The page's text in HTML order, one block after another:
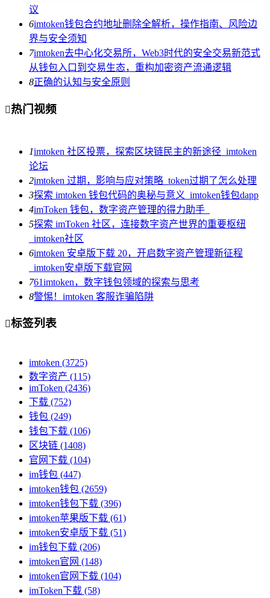
议
6imtoken钱包合约地址删除全解析，操作指南、风险边
界与安全须知
7imtoken去中心化交易所，Web3时代的安全交易新范式
从钱包入口到交易生态，重构加密资产流通逻辑
8正确的认知与安全原则
热门视频
1imtoken 社区投票，探索区块链民主的新途径_imtoken
论坛
2imtoken 过期，影响与应对策略_token过期了怎么处理
3探索 imtoken 钱包代码的奥秘与意义_imtoken钱包dapp
4imToken 钱包，数字资产管理的得力助手_
5探索 imToken 社区，连接数字资产世界的重要枢纽
_imtoken社区
6imtoken 安卓版下载 20，开启数字资产管理新征程
_imtoken安卓版下载官网
761imtoken，数字钱包领域的探索与思考
8警惕！imtoken 客服诈骗陷阱
标签列表
imtoken (3725)
数字资产 (115)
imToken (2436)
下载 (752)
钱包 (249)
钱包下载 (106)
区块链 (1408)
官网下载 (104)
im钱包 (447)
imtoken钱包 (2659)
imtoken钱包下载 (396)
imtoken苹果版下载 (61)
imtoken安卓版下载 (51)
im钱包下载 (206)
imtoken官网 (148)
imtoken官网下载 (104)
imToken下载 (58)